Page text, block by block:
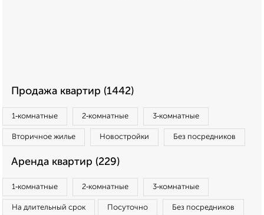
Продажа квартир (1442)
1‑комнатные 2‑комнатные 3‑комнатные
Вторичное жилье Новостройки Без посредников
Аренда квартир (229)
1‑комнатные 2‑комнатные 3‑комнатные
На длительный срок Посуточно Без посредников